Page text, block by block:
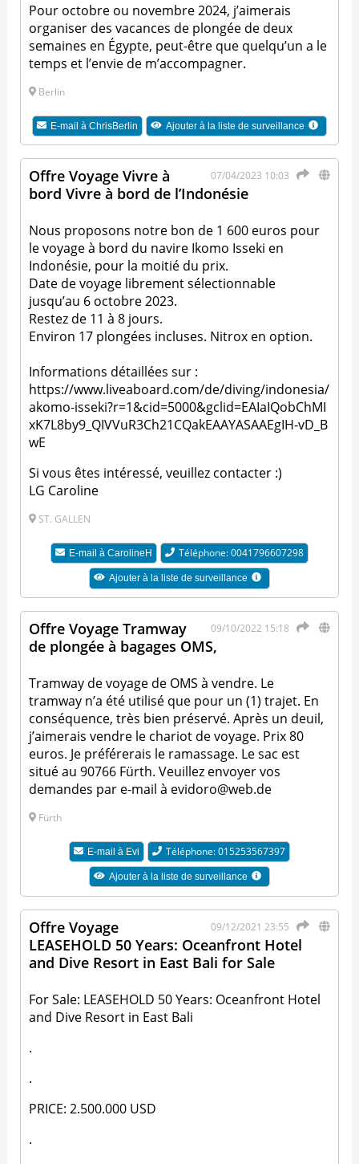
Pour octobre ou novembre 2024, j’aimerais
organiser des vacances de plongée de deux
semaines en Égypte, peut-être que quelqu’un a le
temps et l’envie de m’accompagner.
Berlin
E-mail à ChrisBerlin Ajouter à la liste de surveillance
07/04/2023 10:03
Offre Voyage Vivre à
bord Vivre à bord de l’Indonésie
Nous proposons notre bon de 1 600 euros pour
le voyage à bord du navire Ikomo Isseki en
Indonésie, pour la moitié du prix.
Date de voyage librement sélectionnable
jusqu’au 6 octobre 2023.
Restez de 11 à 8 jours.
Environ 17 plongées incluses. Nitrox en option.
Informations détaillées sur :
https://www.liveaboard.com/de/diving/indonesia/
akomo-isseki?r=1&cid=5000&gclid=EAIaIQobChMI
xK7L8by9_QIVVuR3Ch21CQakEAAYASAAEgIH-vD_B
wE
Si vous êtes intéressé, veuillez contacter :)
LG Caroline
ST. GALLEN
E-mail à CarolineH Téléphone: 0041796607298
Ajouter à la liste de surveillance
09/10/2022 15:18
Offre Voyage Tramway
de plongée à bagages OMS,
Tramway de voyage de OMS à vendre. Le
tramway n’a été utilisé que pour un (1) trajet. En
conséquence, très bien préservé. Après un deuil,
j’aimerais vendre le chariot de voyage. Prix 80
euros. Je préférerais le ramassage. Le sac est
situé au 90766 Fürth. Veuillez envoyer vos
demandes par e-mail à evidoro@web.de
Fürth
E-mail à Evi Téléphone: 015253567397
Ajouter à la liste de surveillance
09/12/2021 23:55
Offre Voyage
LEASEHOLD 50 Years: Oceanfront Hotel
and Dive Resort in East Bali for Sale
For Sale: LEASEHOLD 50 Years: Oceanfront Hotel
and Dive Resort in East Bali
.
.
PRICE: 2.500.000 USD
.